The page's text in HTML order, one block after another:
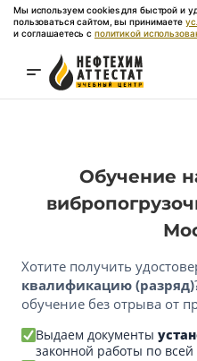
Мы используем cookies для быстрой и
пользоваться сайтом, вы принимаете
и соглашаетесь с политикой
Обучение
Хотите получить
квалификацию (разряд)
обучение без отрыва от
Выдаем документы
законной работы по